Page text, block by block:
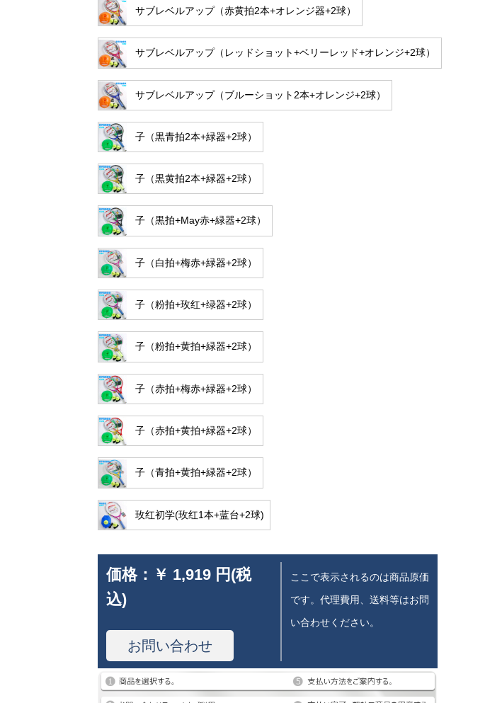
サブレベルアップ（赤黄拍2本+オレンジ器+2球）
サブレベルアップ（レッドショット+ベリーレッド+オレンジ+2球）
サブレベルアップ（ブルーショット2本+オレンジ+2球）
子（黒青拍2本+緑器+2球）
子（黒黄拍2本+緑器+2球）
子（黒拍+May赤+緑器+2球）
子（白拍+梅赤+緑器+2球）
子（粉拍+玫红+绿器+2球）
子（粉拍+黄拍+緑器+2球）
子（赤拍+梅赤+緑器+2球）
子（赤拍+黄拍+緑器+2球）
子（青拍+黄拍+緑器+2球）
玫红初学(玫红1本+蓝台+2球)
価格： ￥ 1,919 円(税
込)
お問い合わせ
ここで表示されるのは商品原価
です。代理費用、送料等はお問
い合わせください。